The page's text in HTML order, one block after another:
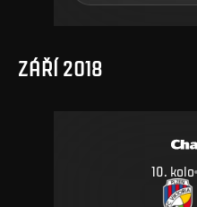
ZÁŘÍ 2018
10. kolo